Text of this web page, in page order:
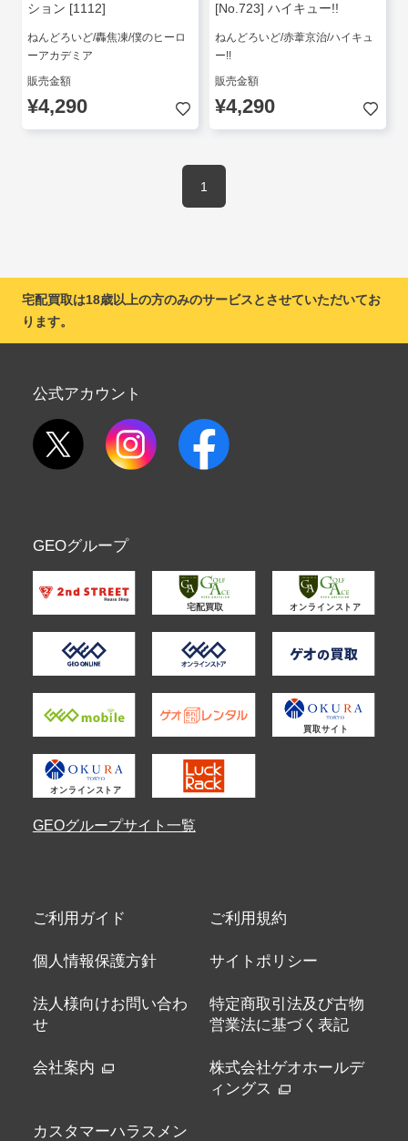
ション [1112]
ねんどろいど/轟焦凍/僕のヒーロ
ーアカデミア
販売金額
¥4,290
[No.723] ハイキュー!!
ねんどろいど/赤葦京治/ハイキュ
ー!!
販売金額
¥4,290
1
宅配買取は18歳以上の方のみのサービスとさせていただいてお
ります。
公式アカウント
GEOグループ
GEOグループサイト一覧
ご利用ガイド ご利用規約
個人情報保護方針 サイトポリシー
法人様向けお問い合わ
せ
特定商取引法及び古物
営業法に基づく表記
会社案内
株式会社ゲオホールデ
ィングス
カスタマーハラスメン